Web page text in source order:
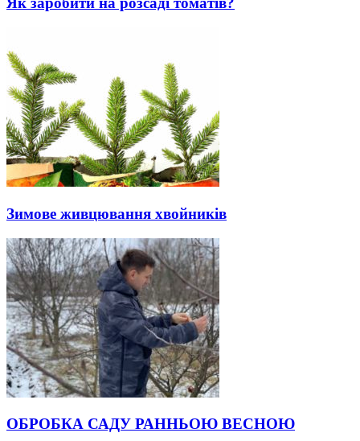
Зимове живцювання хвойників
ОБРОБКА САДУ РАННЬОЮ ВЕСНОЮ